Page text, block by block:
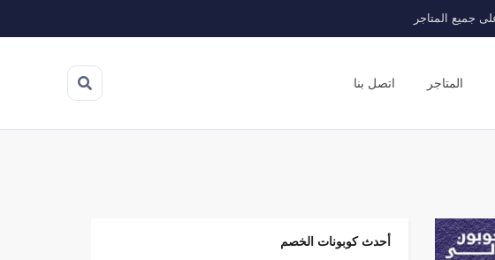
المتاجر اتصل بنا
أحدث كوبونات الخصم